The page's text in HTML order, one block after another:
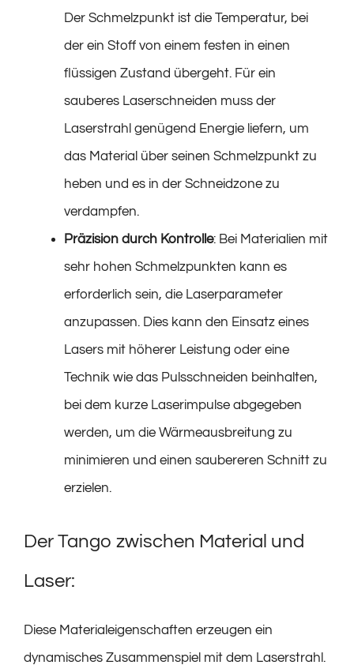
Der Schmelzpunkt ist die Temperatur, bei
der ein Stoff von einem festen in einen
flüssigen Zustand übergeht. Für ein
sauberes Laserschneiden muss der
Laserstrahl genügend Energie liefern, um
das Material über seinen Schmelzpunkt zu
heben und es in der Schneidzone zu
verdampfen.
Präzision durch Kontrolle: Bei Materialien mit
sehr hohen Schmelzpunkten kann es
erforderlich sein, die Laserparameter
anzupassen. Dies kann den Einsatz eines
Lasers mit höherer Leistung oder eine
Technik wie das Pulsschneiden beinhalten,
bei dem kurze Laserimpulse abgegeben
werden, um die Wärmeausbreitung zu
minimieren und einen saubereren Schnitt zu
erzielen.
Der Tango zwischen Material und
Laser:
Diese Materialeigenschaften erzeugen ein
dynamisches Zusammenspiel mit dem Laserstrahl.